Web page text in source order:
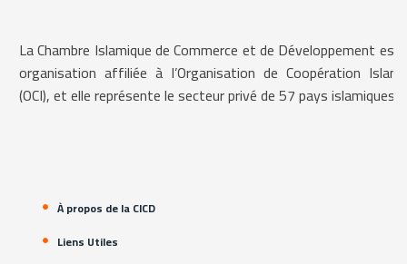
La Chambre Islamique de Commerce et de Développement est
organisation affiliée à l’Organisation de Coopération
(OCI), et elle représente le secteur privé de 57 pays islamiques.
À propos de la CICD
Liens Utiles